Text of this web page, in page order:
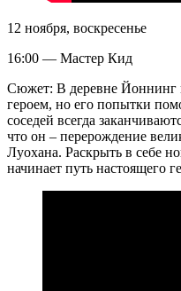
12 ноября, воскресенье
16:00 — Мастер Кид
Сюжет: В деревне Йоннинг
героем, но его попытки
соседей всегда
что он – перерождение
Луохана. Раскрыть в себе
начинает путь настоящего